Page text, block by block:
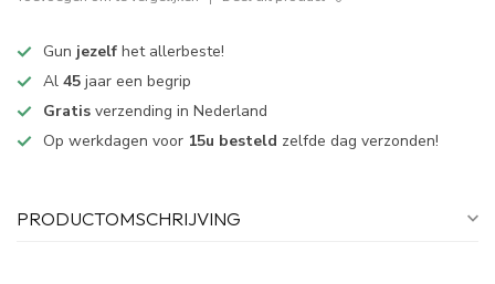
Gun jezelf het allerbeste!
Al 45 jaar een begrip
Gratis verzending in Nederland
Op werkdagen voor 15u besteld zelfde dag verzonden!
PRODUCTOMSCHRIJVING